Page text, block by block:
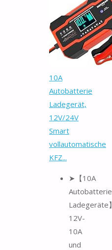
10A
Autobatterie
Ladegerät,
12V/24V
Smart
vollautomatische
KFZ...
➤【10A
Autobatterie
Ladegeräte】
12V-
10A
und